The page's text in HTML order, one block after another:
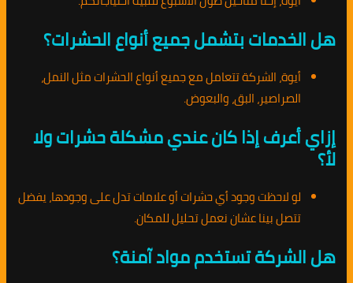
هل الخدمات بتشمل جميع أنواع الحشرات؟
أيوة، الشركة تتعامل مع جميع أنواع الحشرات مثل النمل،
الصراصير، البق، والبعوض.
إزاي أعرف إذا كان عندي مشكلة حشرات ولا
لأ؟
لو لاحظت وجود أي حشرات أو علامات تدل على وجودها، يفضل
تتصل بينا عشان نعمل تحليل للمكان.
هل الشركة تستخدم مواد آمنة؟